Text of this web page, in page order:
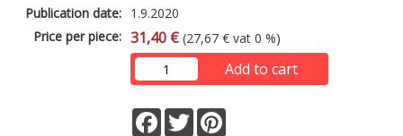
Publication date: 1.9.2020
Price per piece: 31,40 € (27,67 € vat 0 %)
Add to cart
Facebook
Twitter